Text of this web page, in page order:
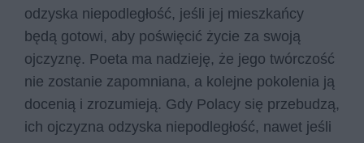
odzyska niepodległość, jeśli jej mieszkańcy
będą gotowi, aby poświęcić życie za swoją
ojczyznę. Poeta ma nadzieję, że jego twórczość
nie zostanie zapomniana, a kolejne pokolenia ją
docenią i zrozumieją. Gdy Polacy się przebudzą,
ich ojczyzna odzyska niepodległość, nawet jeśli